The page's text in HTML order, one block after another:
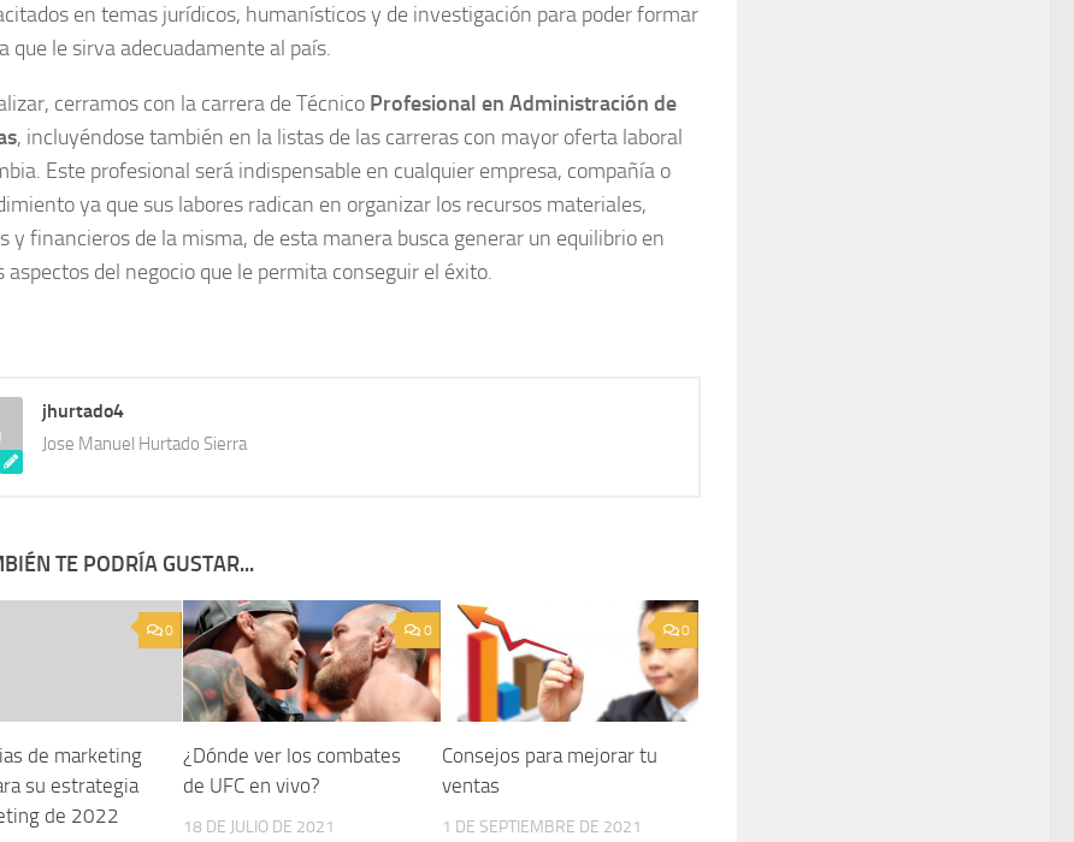
en temas jurídicos, humanísticos y de investigación para poder formar
que le sirva adecuadamente al país.
cerramos con la carrera de Técnico Profesional en Administración de
, incluyéndose también en la listas de las carreras con mayor oferta laboral
Este profesional será indispensable en cualquier empresa, compañía o
ya que sus labores radican en organizar los recursos materiales,
y financieros de la misma, de esta manera busca generar un equilibrio en
aspectos del negocio que le permita conseguir el éxito.
jhurtado4
Jose Manuel Hurtado Sierra
TE PODRÍA GUSTAR...
0
de marketing
su estrategia
de 2022
0
¿Dónde ver los combates
de UFC en vivo?
18 DE JULIO DE 2021
0
Consejos para mejorar tu
ventas
1 DE SEPTIEMBRE DE 2021